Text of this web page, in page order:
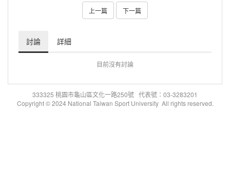
上一篇 下一篇
討論 詳細
目前沒有討論
333325 桃園市龜山區文化一路250號 代表號：03-3283201
Copyright © 2024 National Taiwan Sport University All rights reserved.